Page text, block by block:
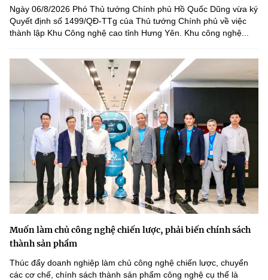
Ngày 06/8/2026 Phó Thủ tướng Chính phủ Hồ Quốc Dũng vừa ký
Quyết định số 1499/QĐ-TTg của Thủ tướng Chính phủ về việc
thành lập Khu Công nghệ cao tỉnh Hưng Yên. Khu công nghệ...
Muốn làm chủ công nghệ chiến lược, phải biến chính sách
thành sản phẩm
Thúc đẩy doanh nghiệp làm chủ công nghệ chiến lược, chuyển
các cơ chế, chính sách thành sản phẩm công nghệ cụ thể là